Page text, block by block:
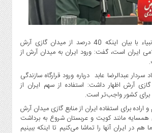
فرمانده قرارگاه خاتم‌الانبیاء با بیان اینکه 40 درصد از میدان گازی آرش
ایران است، گفت: ورود ایران به میدان آرش از
عبدالرضا عابد درباره ورود قرارگاه سازندگی
گازی آرش اظهار داشت: استفاده از سهم ایران از
کشور واجب‌تر است.
اراده برای استفاده ایران از منابع گازی میدان آرش
مانند کویت و عربستان شروع به برداشت
هم در ایران آنها را تماشا می‌کنیم تا اینکه ببینیم